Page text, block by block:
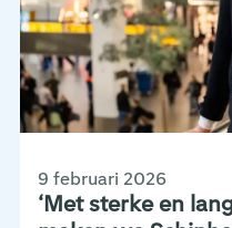
‘Met sterke en
9 februari 2026